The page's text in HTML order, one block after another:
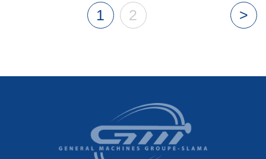
1 2 >